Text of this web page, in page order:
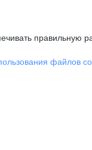
правильную
файлов